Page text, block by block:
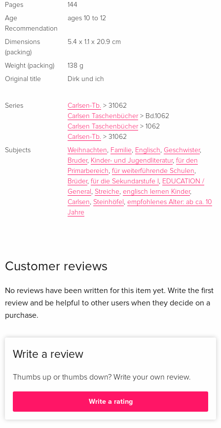
Jugendliteraturpreis'.
Summary
Zwei herrlich sympathische Chaoten jetzt auch auf
mehr, wie es war: Ob als Nikoläuse im Altenheim, als
Spaghettimonster im eigenen Kinderzimmer oder als
Hobbydetektive im Keller des Nachbarn – das Chaos ist
vorprogrammiert. Und als Andreas und Dirk eines Tages auch
noch einen kleinen Bruder namens Björn bekommen,
müssen sie natürlich sofort testen, was der alles kann. Wenn
Pages
144
Age
Recommendation
ages 10 to 12
Dimensions
(packing)
5.4 x 1.1 x 20.9 cm
Weight (packing)
138 g
Original title
Dirk und ich
Series Carlsen-Tb. > 31062
Carlsen Taschenbücher> Bd.1062
Carlsen Taschenbücher> 1062
Carlsen-Tb. > 31062
Subjects
Weihnachten, Familie, Englisch, Geschwister,
Bruder, Kinder- und Jugendliteratur, für den
Primarbereich, für weiterführende Schulen,
Brüder, für die Sekundarstufe I , EDUCATION /
General , Streiche, englisch lernen Kinder,
Carlsen, Steinhöfel , empfohlenes Alter: ab ca. 10
Jahre
Customer reviews
No reviews have been written for this item yet. Write the first
review and be helpful to other users when they decide on a
purchase.
Write a review
Thumbs up or thumbs down? Write your own review.
Write a rating